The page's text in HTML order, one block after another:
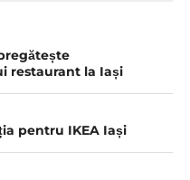
restaurant la Iași
pentru IKEA Iași